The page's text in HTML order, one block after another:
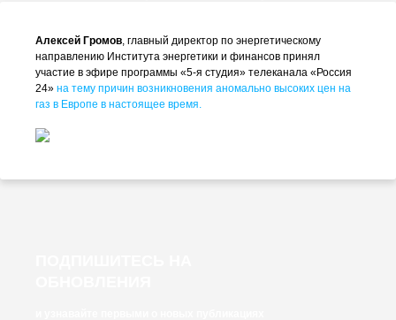
Алексей Громов, главный директор по энергетическому
направлению Института энергетики и финансов принял
участие в эфире программы «5-я студия» телеканала «Россия
24» на тему причин возникновения аномально высоких цен на
газ в Европе в настоящее время.